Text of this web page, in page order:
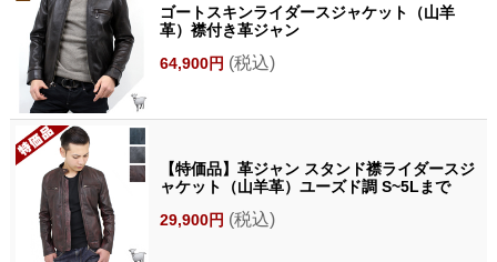
ゴートスキンライダースジャケット（山羊
革）襟付き革ジャン
64,900円 (税込)
【特価品】革ジャン スタンド襟ライダースジ
ャケット（山羊革）ユーズド調 S~5Lまで
29,900円 (税込)